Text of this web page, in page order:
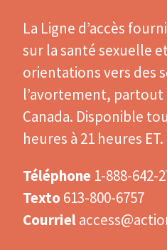
La Ligne d’accès
sur la santé sexuelle
orientations vers des
l’avortement, partout
Canada. Disponible
heures à 21 heures ET.
Téléphone 1-888-642-
Texto 613-800-6757
Courriel